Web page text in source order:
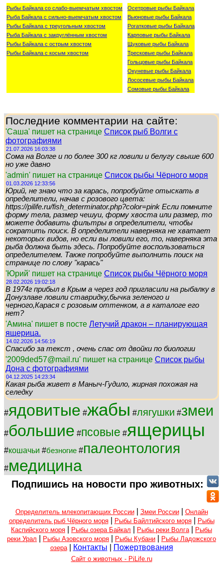
Рыбы Байкала со слабо-выемчатым хвостом
Рыба Байкала с сильно-выемчатым хвостом
Рыбы Байкала с треугольным хвостом
Рыба Байкала с закруглённым хвостом
Рыбы Байкала с острым хвостом
Рыбы Байкала с косым хвостом
Осетровые рыбы Байкала
Вьюновые рыбы Байкала
Рогатковые рыбы Байкала
Карповые рыбы Байкала
Щуковые рыбы Байкала
Тресковые рыбы Байкала
Гольцовые рыбы Байкала
Окуневые рыбы Байкала
Лососевые рыбы Байкала
Сомовые рыбы Байкала
Последние комментарии на сайте:
'Саша' пишет на странице Список рыб Волги с
фотографиями
21.07.2026 16:03:38
Сома на Волге и по более 300 кг ловили и белугу свыше 600
но уже давно
'admin' пишет на странице Список рыбы Чёрного моря
01.03.2026 12:33:56
Юрий, не знаю что за карась, попробуйте отыскать в
определители, начав с розового цвета:
https://pilife.ru/fish_determinator.php?color=pink Если помните
форму тела, размер чешуи, форму хвоста или размер, то
можете добавить фильтры в определители, чтобы
сократить поиск. В определители наверняка не хватает
некоторых видов, но если вы ловили его, то, наверняка эта
рыба должна быть здесь. Попробуйте воспользоваться
определителем. Также попробуйте выполнить поиск на
странице по слову "карась"
'Юрий' пишет на странице Список рыбы Чёрного моря
28.02.2026 19:02:18
В 1974г прибыл в Крым а через год пригласили на рыбалку в
Донузлаве ловили ставридку,бычка зеленого и
черного,Карася с розовым оттенком, а в каталоге его
нет?
'Амина' пишет в посте Летучий дракон – планирующая
ящерица.
14.02.2026 14:56:19
Спасибо за текст , очень спас от двойки по биологии
'2009ded57@mail.ru' пишет на странице Список рыбы
Дона с фотографиями
04.12.2025 14:23:34
Какая рыба живет в Маныч-Гудило, жирная похожая на
селедку
#ядовитые #жабы #лягушки #змеи
#большие #псовые #ящерицы
#кошачьи #безногие #палеонтология
#медицина
Подпишись на новости про животных:
Определитель млекопитающих России| Змеи России| Онлайн
определитель рыб Чёрного моря| Рыбы Байлтийского моря|
Рыбы
Каспийского моря
Рыбы озера Байкал Рыбы реки Волга
Рыбы
реки Урал
Рыбы Азовского моря Рыбы Кубани
Рыбы Ладожского
озера| Контакты Пожертвования
Сайт о животных - PiLife.ru